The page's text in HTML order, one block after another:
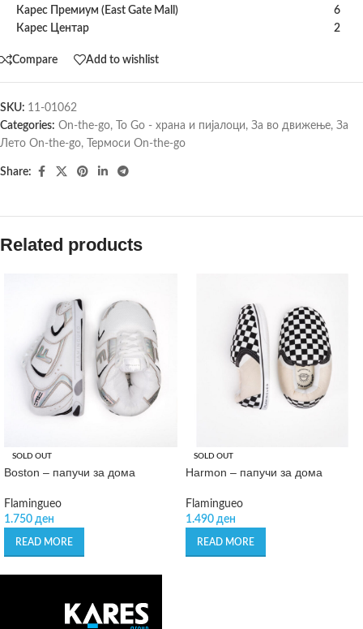
Карес Премиум (East Gate Mall)
6
Карес Центар
2
Compare Add to wishlist
SKU: 11-01062
Categories: On-the-go, To Go - храна и пијалоци, За во движење, За
Лето On-the-go, Термоси On-the-go
Share:
Related products
SOLD OUT
Boston – папучи за дома
Flamingueo
1.750 ден
READ MORE
SOLD OUT
Harmon – папучи за дома
Flamingueo
1.490 ден
READ MORE